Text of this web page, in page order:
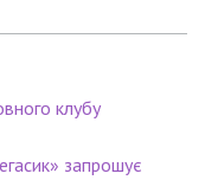
клубу
запрошує